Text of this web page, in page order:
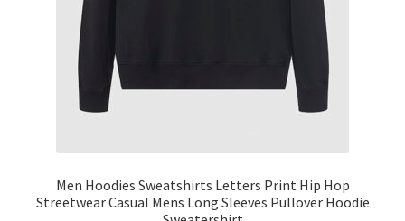
Men Hoodies Sweatshirts Letters Print Hip Hop
Streetwear Casual Mens Long Sleeves Pullover Hoodie